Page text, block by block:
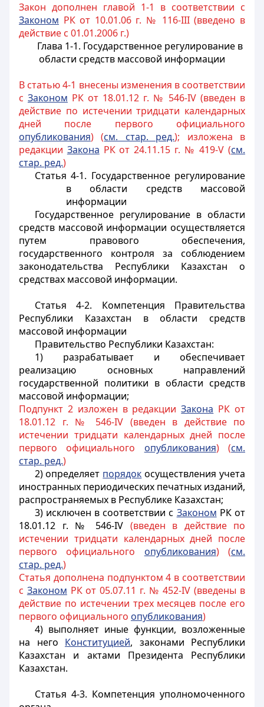
Закон дополнен главой 1-1 в соответствии с
Законом РК от 10.01.06 г. № 116-III (введено в
действие с 01.01.2006 г.)
Глава 1-1. Государственное регулирование в
области средств массовой информации
В статью 4-1 внесены изменения в соответствии
с Законом РК от 18.01.12 г. № 546-IV (введен в
действие по истечении тридцати календарных
дней после первого официального
опубликования) (см. стар. ред.); изложена в
редакции Закона РК от 24.11.15 г. № 419-V (см.
стар. ред.)
Статья 4-1. Государственное регулирование
в области средств массовой
информации
Государственное регулирование в области
средств массовой информации осуществляется
путем правового обеспечения,
государственного контроля за соблюдением
законодательства Республики Казахстан о
средствах массовой информации.
Статья 4-2. Компетенция Правительства
Республики Казахстан в области средств
массовой информации
Правительство Республики Казахстан:
1) разрабатывает и обеспечивает
реализацию основных направлений
государственной политики в области средств
массовой информации;
Подпункт 2 изложен в редакцииЗакона РК от
18.01.12 г. № 546-IV (введен в действие по
истечении тридцати календарных дней после
первого официального опубликования) (см.
стар. ред.)
2) определяет порядок осуществления учета
иностранных периодических печатных изданий,
распространяемых в Республике Казахстан;
3) исключен в соответствии с Законом РК от
18.01.12 г. № 546-IV (введен в действие по
истечении тридцати календарных дней после
первого официального опубликования) (см.
стар. ред.)
Статья дополнена подпунктом 4 в соответствии
с Законом РК от 05.07.11 г. № 452-IV (введены в
действие по истечении трех месяцев после его
первого официального опубликования)
4) выполняет иные функции, возложенные
на него Конституцией, законами Республики
Казахстан и актами Президента Республики
Казахстан.
Статья 4-3. Компетенция уполномоченного